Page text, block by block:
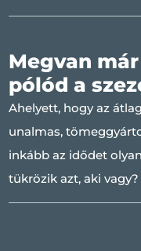
Megvan
pólód a
Ahelyett, hogy az
unalmas,
inkább az idődet
tükrözik azt, aki vagy?